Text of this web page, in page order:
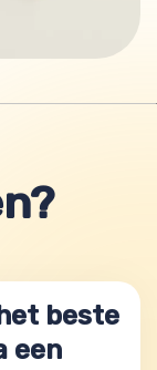
beste
een